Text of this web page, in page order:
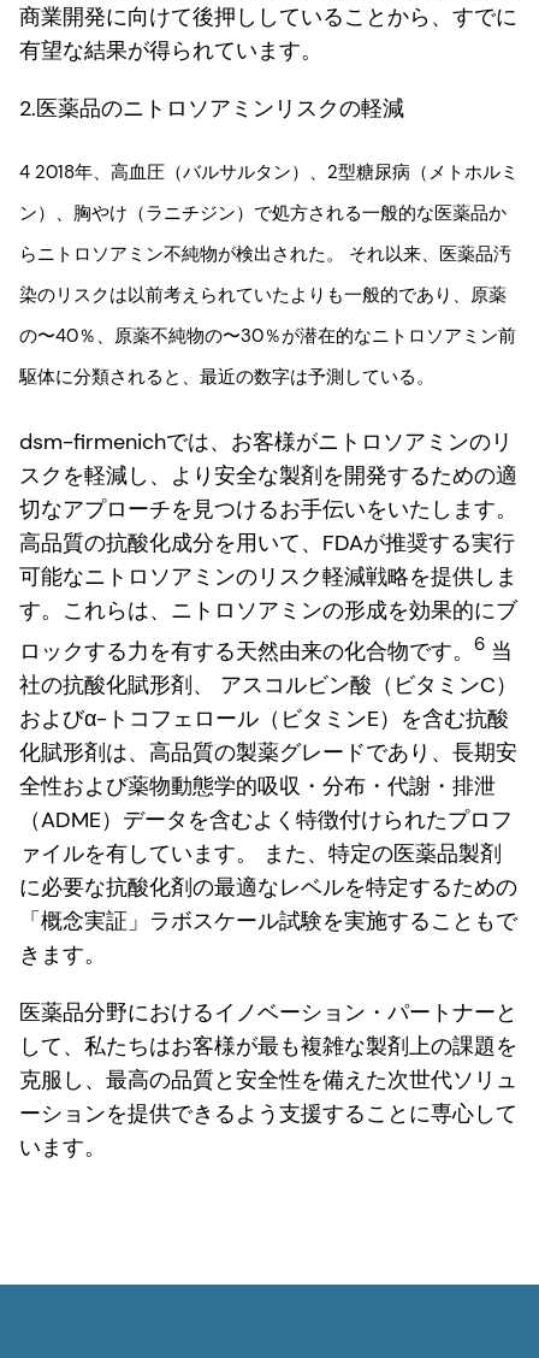
商業開発に向けて後押ししていることから、すでに
有望な結果が得られています。
2.医薬品のニトロソアミンリスクの軽減
4 2018年、高血圧（バルサルタン）、2型糖尿病（メトホルミ
ン）、胸やけ（ラニチジン）で処方される一般的な医薬品か
らニトロソアミン不純物が検出された。 それ以来、医薬品汚
染のリスクは以前考えられていたよりも一般的であり、原薬
の〜40％、原薬不純物の〜30％が潜在的なニトロソアミン前
駆体に分類されると、最近の数字は予測している。
dsm-firmenichでは、お客様がニトロソアミンのリ
スクを軽減し、より安全な製剤を開発するための適
切なアプローチを見つけるお手伝いをいたします。
高品質の抗酸化成分を用いて、FDAが推奨する実行
可能なニトロソアミンのリスク軽減戦略を提供しま
す。これらは、ニトロソアミンの形成を効果的にブ
ロックする力を有する天然由来の化合物です。 6 当
社の抗酸化賦形剤、 アスコルビン酸（ビタミンC）
およびα-トコフェロール（ビタミンE）を含む抗酸
化賦形剤は、高品質の製薬グレードであり、長期安
全性および薬物動態学的吸収・分布・代謝・排泄
（ADME）データを含むよく特徴付けられたプロフ
ァイルを有しています。 また、特定の医薬品製剤
に必要な抗酸化剤の最適なレベルを特定するための
「概念実証」ラボスケール試験を実施することもで
きます。
医薬品分野におけるイノベーション・パートナーと
して、私たちはお客様が最も複雑な製剤上の課題を
克服し、最高の品質と安全性を備えた次世代ソリュ
ーションを提供できるよう支援することに専心して
います。